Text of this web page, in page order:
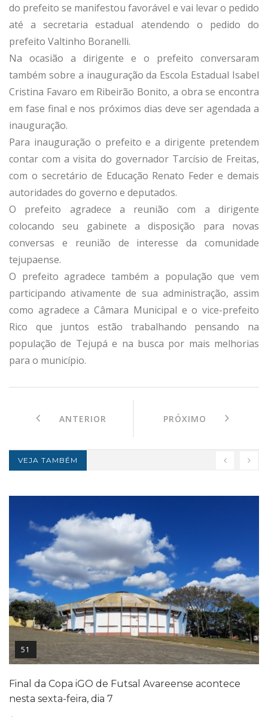
do prefeito se manifestou favorável e vai levar o pedido
até a secretaria estadual atendendo o pedido do
prefeito Valtinho Boranelli.
Na ocasião a dirigente e o prefeito conversaram
também sobre a inauguração da Escola Estadual Isabel
Cristina Favaro em Ribeirão Bonito, a obra se encontra
em fase final e nos próximos dias deve ser agendada a
inauguração.
Para inauguração o prefeito e a dirigente pretendem
contar com a visita do governador Tarcísio de Freitas,
com o secretário de Educação Renato Feder e demais
autoridades do governo e deputados.
O prefeito agradece a reunião com a dirigente
colocando seu gabinete a disposição para novas
conversas e reunião de interesse da comunidade
tejupaense.
O prefeito agradece também a população que vem
participando ativamente de sua administração, assim
como agradece a Câmara Municipal e o vice-prefeito
Rico que juntos estão trabalhando pensando na
população de Tejupá e na busca por mais melhorias
para o município.
ANTERIOR PRÓXIMO
VEJA TAMBÉM
51
Final da Copa iGO de Futsal Avareense acontece
nesta sexta-feira, dia 7